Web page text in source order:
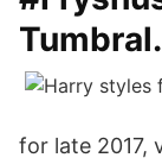
for late 2017,